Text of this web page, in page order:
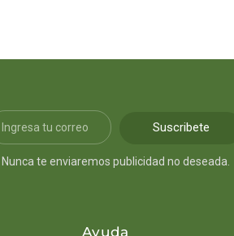
Suscribete
Nunca te enviaremos publicidad no deseada.
Ayuda